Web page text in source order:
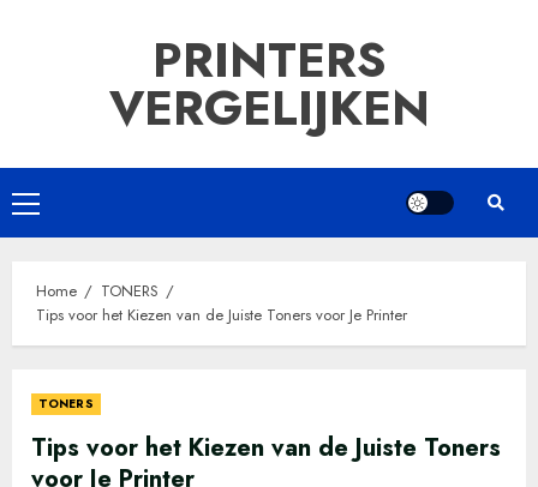
PRINTERS
VERGELIJKEN
Primair
menu
Home
TONERS
Tips voor het Kiezen van de Juiste Toners voor Je Printer
TONERS
Tips voor het Kiezen van de Juiste Toners
voor Je Printer